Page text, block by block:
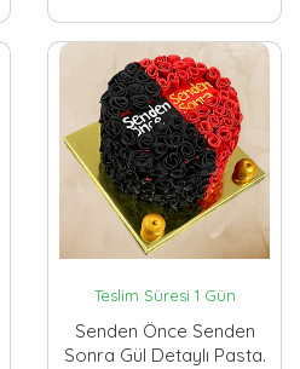
Teslim Süresi 1 Gün
Senden Önce Senden
Sonra Gül Detaylı Pasta.